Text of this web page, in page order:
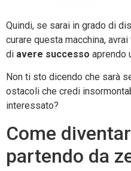
Quindi, se sarai in grado di
curare questa macchina,
di avere successo aprendo
Non ti sto dicendo che sarà
ostacoli che credi
interessato?
Come
partendo da